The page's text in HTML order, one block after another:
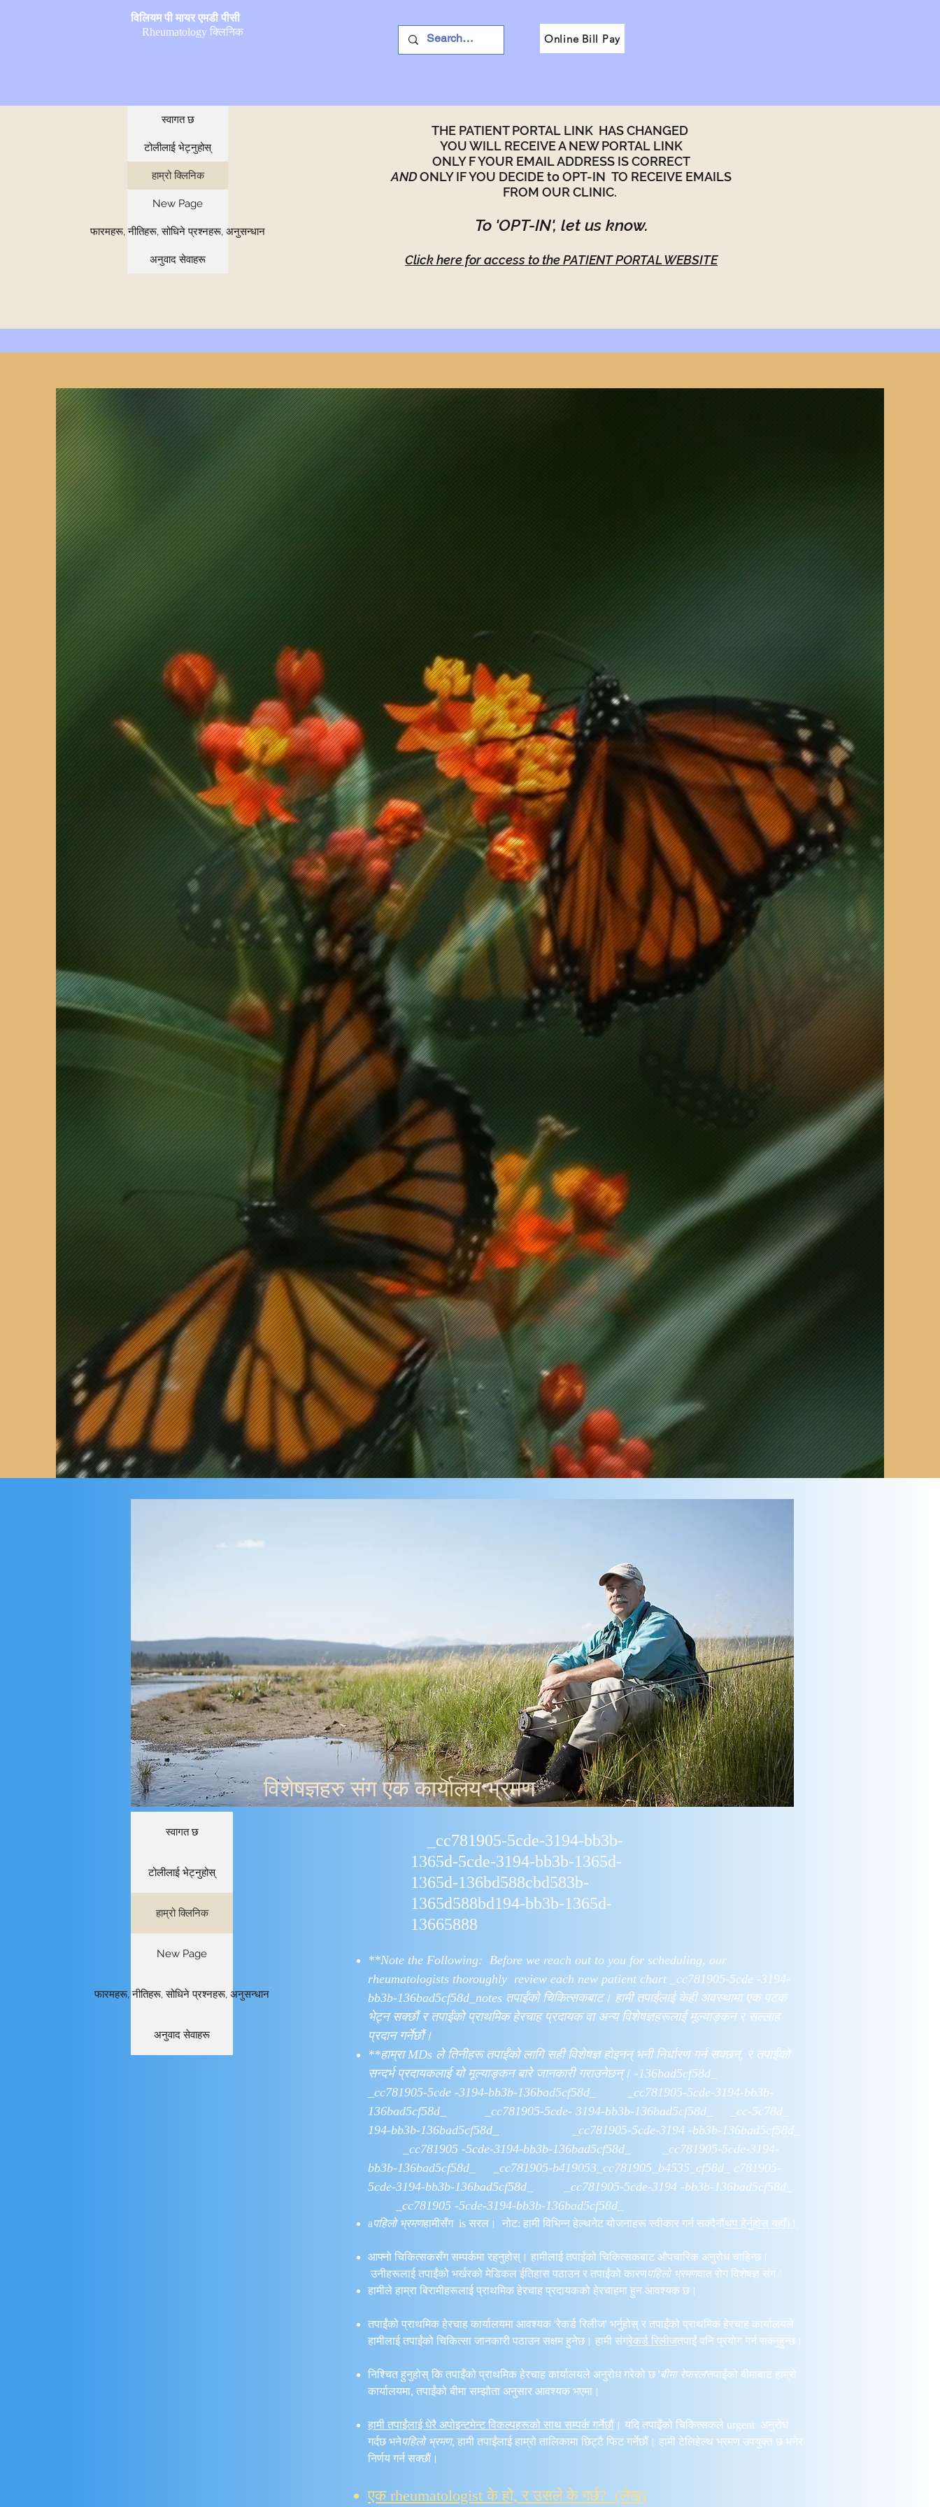
विलियम पी मायर एमडी पीसी
Rheumatology क्लिनिक
Online Bill Pay
स्वागत छ
टोलीलाई भेट्नुहोस्
हाम्रो क्लिनिक
New Page
फारमहरू, नीतिहरू, सोधिने प्रश्नहरू, अनुसन्धान
अनुवाद सेवाहरू
THE PATIENT PORTAL LINK HAS CHANGED ​
YOU WILL RECEIVE A NEW PORTAL LINK
ONLY F YOUR EMAIL ADDRESS IS CORRECT
ANDONLY IF YOU DECIDE to OPT-IN TO RECEIVE EMAILS
FROM OUR CLINIC.
To 'OPT-IN', let us know.
Click here for access to the PATIENT PORTAL WEBSITE
विशेषज्ञहरु संग एक कार्यालय भ्रमण
स्वागत छ
टोलीलाई भेट्नुहोस्
हाम्रो क्लिनिक
New Page
फारमहरू, नीतिहरू, सोधिने प्रश्नहरू, अनुसन्धान
अनुवाद सेवाहरू
_cc781905-5cde-3194-bb3b-
1365d-5cde-3194-bb3b-1365d-
1365d-136bd588cbd583b-
1365d588bd194-bb3b-1365d-
13665888
**Note the Following: ​Before we reach out to you for scheduling, our
rheumatologists thoroughly review each new patient chart _cc781905-5cde -3194-
bb3b-136bad5cf58d_notes तपाईंको चिकित्सकबाट। हामी तपाईंलाई केही अवस्थामा एक पटक
भेट्न सक्छौं र तपाईंको प्राथमिक हेरचाह प्रदायक वा अन्य विशेषज्ञहरूलाई मूल्याङ्कन र सल्लाह
प्रदान गर्नेछौं।
**हाम्रा MDs ले तिनीहरू तपाईंको लागि सही विशेषज्ञ होइनन् भनी निर्धारण गर्न सक्छन्, र तपाईंको
सन्दर्भ प्रदायकलाई यो मूल्याङ्कन बारे जानकारी गराउनेछन्। -136bad5cf58d_
_cc781905-5cde -3194-bb3b-136bad5cf58d_ _cc781905-5cde-3194-bb3b-
136bad5cf58d_ _cc781905-5cde- 3194-bb3b-136bad5cf58d_ _cc-5c78d_
194-bb3b-136bad5cf58d_ _cc781905-5cde-3194 -bb3b-136bad5cf58d_
_cc781905 -5cde-3194-bb3b-136bad5cf58d_ _cc781905-5cde-3194-
bb3b-136bad5cf58d_ _cc781905-b419053_cc781905_b4535_cf58d_ c781905-
5cde-3194-bb3b-136bad5cf58d_ _cc781905-5cde-3194 -bb3b-136bad5cf58d_
_cc781905 -5cde-3194-bb3b-136bad5cf58d_
aपहिलो भ्रमणहामीसँग is सरल। नोट: हामी विभिन्न हेल्थनेट योजनाहरू स्वीकार गर्न सक्दैनौंथप हेर्नुहोस् यहाँ)।
आफ्नो चिकित्सकसँग सम्पर्कमा रहनुहोस्। हामीलाई तपाईंको चिकित्सकबाट औपचारिक अनुरोध चाहिन्छ।
उनीहरूलाई तपाईंको भर्खरको मेडिकल ईतिहास पठाउन र तपाईंको कारणपहिलो भ्रमणवात रोग विशेषज्ञ संग।
हामीले हाम्रा बिरामीहरूलाई प्राथमिक हेरचाह प्रदायकको हेरचाहमा हुन आवश्यक छ।
तपाईंको प्राथमिक हेरचाह कार्यालयमा आवश्यक 'रेकर्ड रिलीज' भर्नुहोस् र तपाईंको प्राथमिक हेरचाह कार्यालयले
हामीलाई तपाईंको चिकित्सा जानकारी पठाउन सक्षम हुनेछ। हामी संगरेकर्ड रिलीजतपाईं पनि प्रयोग गर्न सक्नुहुन्छ।
निश्चित हुनुहोस् कि तपाइँको प्राथमिक हेरचाह कार्यालयले अनुरोध गरेको छ 'बीमा रेफरल'तपाईंको बीमाबाट हाम्रो
कार्यालयमा, तपाईंको बीमा सम्झौता अनुसार आवश्यक भएमा।
हामी तपाईंलाई धेरै अपोइन्टमेन्ट विकल्पहरूको साथ सम्पर्क गर्नेछौं । यदि तपाइँको चिकित्सकले urgent अनुरोध
गर्दछ भनेपहिलो भ्रमण, हामी तपाईंलाई हाम्रो तालिकामा छिट्टै फिट गर्नेछौं। हामी टेलिहेल्थ भ्रमण उपयुक्त छ भनेर
निर्णय गर्न सक्छौं।
एक rheumatologist के हो, र उसले के गर्छ? (लेख)